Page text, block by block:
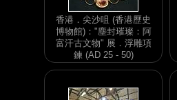
香港．尖沙咀 (香港歷史
博物館)："塵封璀璨：阿
富汗古文物" 展．浮雕項
鍊 (AD 25 - 50)